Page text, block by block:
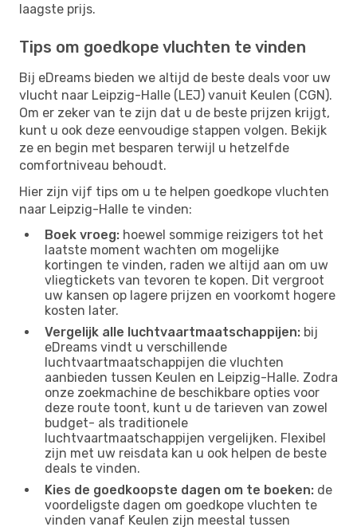
laagste prijs.
Tips om goedkope vluchten te vinden
Bij eDreams bieden we altijd de beste deals voor uw
vlucht naar Leipzig-Halle (LEJ) vanuit Keulen (CGN).
Om er zeker van te zijn dat u de beste prijzen krijgt,
kunt u ook deze eenvoudige stappen volgen. Bekijk
ze en begin met besparen terwijl u hetzelfde
comfortniveau behoudt.
Hier zijn vijf tips om u te helpen goedkope vluchten
naar Leipzig-Halle te vinden:
Boek vroeg: hoewel sommige reizigers tot het
laatste moment wachten om mogelijke
kortingen te vinden, raden we altijd aan om uw
vliegtickets van tevoren te kopen. Dit vergroot
uw kansen op lagere prijzen en voorkomt hogere
kosten later.
Vergelijk alle luchtvaartmaatschappijen: bij
eDreams vindt u verschillende
luchtvaartmaatschappijen die vluchten
aanbieden tussen Keulen en Leipzig-Halle. Zodra
onze zoekmachine de beschikbare opties voor
deze route toont, kunt u de tarieven van zowel
budget- als traditionele
luchtvaartmaatschappijen vergelijken. Flexibel
zijn met uw reisdata kan u ook helpen de beste
deals te vinden.
Kies de goedkoopste dagen om te boeken: de
voordeligste dagen om goedkope vluchten te
vinden vanaf Keulen zijn meestal tussen